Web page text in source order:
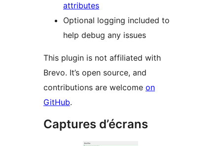
attributes
Optional logging included to
help debug any issues
This plugin is not affiliated with
Brevo. It’s open source, and
contributions are welcome on
GitHub.
Captures d’écrans